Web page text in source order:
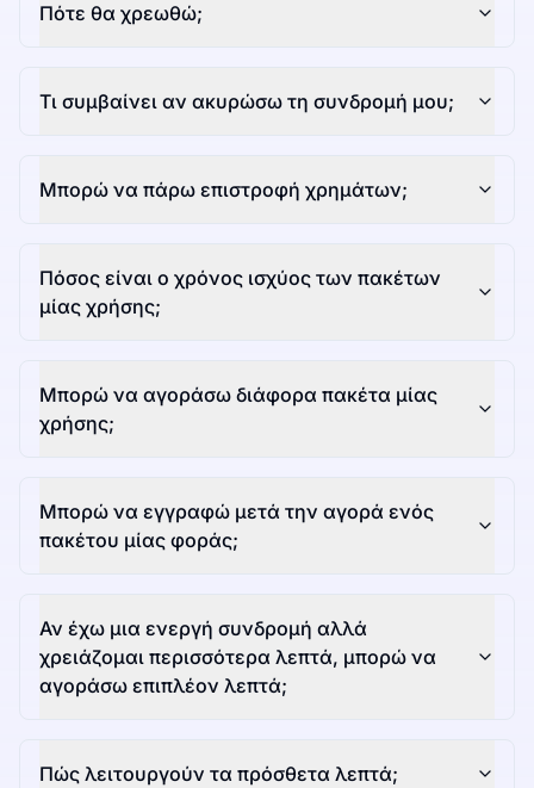
Πότε θα χρεωθώ;
Τι συμβαίνει αν ακυρώσω τη συνδρομή μου;
Μπορώ να πάρω επιστροφή χρημάτων;
Πόσος είναι ο χρόνος ισχύος των πακέτων
μίας χρήσης;
Μπορώ να αγοράσω διάφορα πακέτα μίας
χρήσης;
Μπορώ να εγγραφώ μετά την αγορά ενός
πακέτου μίας φοράς;
Αν έχω μια ενεργή συνδρομή αλλά
χρειάζομαι περισσότερα λεπτά, μπορώ να
αγοράσω επιπλέον λεπτά;
Πώς λειτουργούν τα πρόσθετα λεπτά;